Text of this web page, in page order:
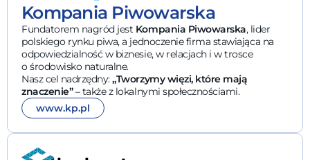
Kompania Piwowarska
Fundatorem nagród jest Kompania Piwowarska, lider
polskiego rynku piwa, a jednoczenie firma stawiająca na
odpowiedzialność w biznesie, w relacjach i w trosce
o środowisko naturalne.
Nasz cel nadrzędny:„Tworzymy więzi, które mają
znaczenie”– także z lokalnymi społecznościami.
www.kp.pl